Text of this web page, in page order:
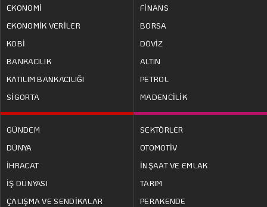
EKONOMİ
EKONOMİK VERİLER
KOBİ
BANKACILIK
KATILIM BANKACILIĞI
SİGORTA
FİNANS
BORSA
DÖVİZ
ALTIN
PETROL
MADENCİLİK
GÜNDEM
DÜNYA
İHRACAT
İŞ DÜNYASI
ÇALIŞMA VE SENDİKALAR
SEKTÖRLER
OTOMOTİV
İNŞAAT VE EMLAK
TARIM
PERAKENDE